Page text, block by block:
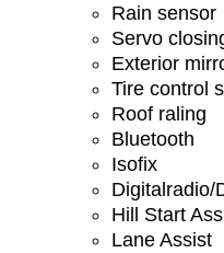
Rain sensor
Servo
Exterior
Tire control
Roof raling
Bluetooth
Isofix
Digitalradio/
Hill Start
Lane Assist